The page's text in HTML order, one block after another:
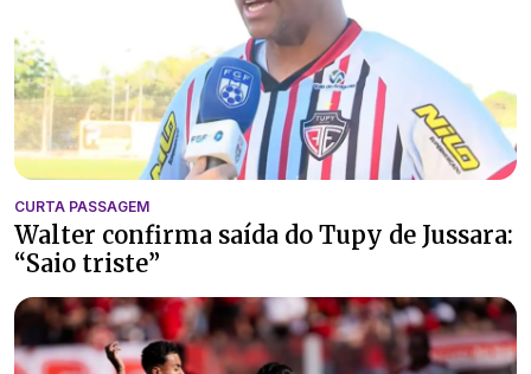
CURTA PASSAGEM
Walter confirma saída do Tupy de Jussara:
“Saio triste”